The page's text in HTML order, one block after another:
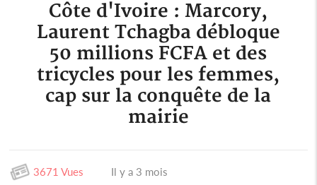
Côte d'Ivoire : Marcory,
Laurent Tchagba débloque
50 millions FCFA et des
tricycles pour les femmes,
cap sur la conquête de la
mairie
3671 Vues Il y a 3 mois